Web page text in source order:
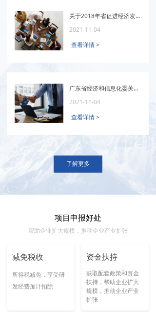
查看详情 >
关于2018年省促进经济发展专项（企业技术改造用途）资金项目名单的公示
2021-11-04
查看详情 >
广东省经济和信息化委关于推进中小微企业服务券工作的通知
2021-11-04
了解更多
项目申报好处
帮助企业扩大规模，推动企业产业扩张
所得税减免，享受研
发经费加计扣除
减免税收
获取配套政策和资金
扶持，帮助企业扩大
规模，推动企业产业
扩张
资金扶持